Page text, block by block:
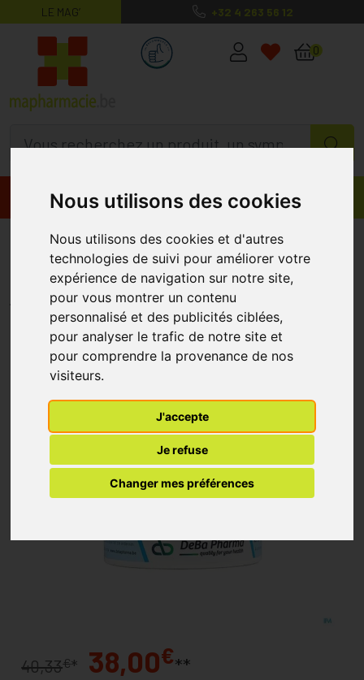
Nous utilisons des cookies
Nous utilisons des cookies et d'autres
technologies de suivi pour améliorer votre
expérience de navigation sur notre site,
pour vous montrer un contenu
personnalisé et des publicités ciblées,
pour analyser le trafic de notre site et
pour comprendre la provenance de nos
visiteurs.
J'accepte
Je refuse
Changer mes préférences
LE MAG’ +32 4 263 56 12
MaPharmacie.be ma santé, mes
0
Promos Produits
C-1000 Slow Release Plus
Bioflavon. Comprimés 250 Deba
DEBA PHARMA
40,33€* 38,00€**